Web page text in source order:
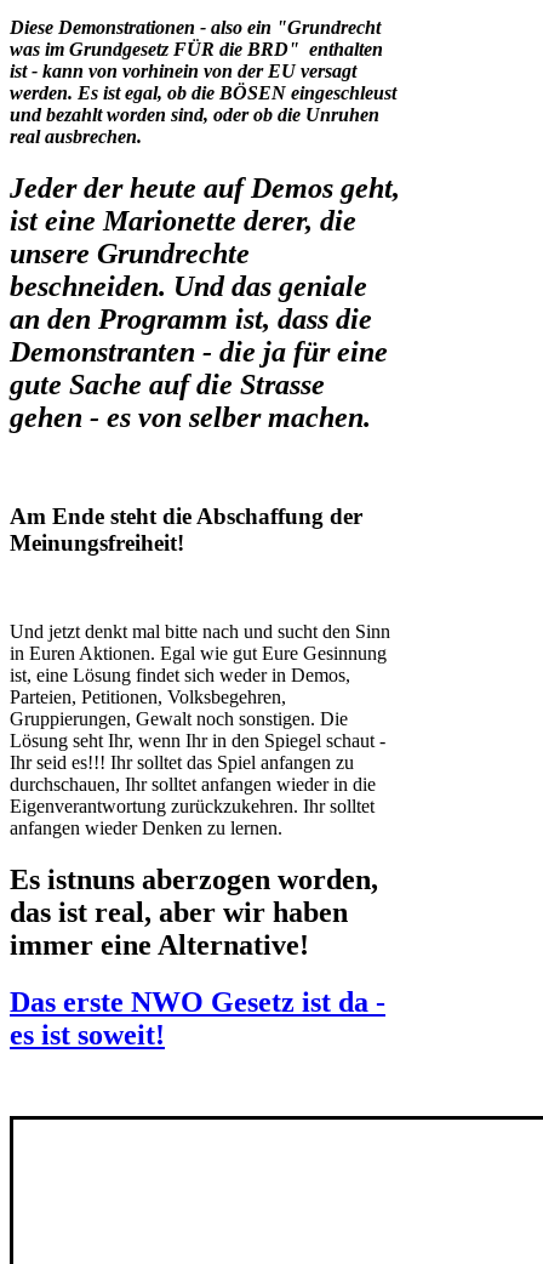
Diese Demonstrationen - also ein "Grundrecht
was im Grundgesetz FÜR die BRD" enthalten
ist - kann von vorhinein von der EU versagt
werden. Es ist egal, ob die BÖSEN eingeschleust
und bezahlt worden sind, oder ob die Unruhen
real ausbrechen.
Jeder der heute auf Demos geht,
ist eine Marionette derer, die
unsere Grundrechte
beschneiden. Und das geniale
an den Programm ist, dass die
Demonstranten - die ja für eine
gute Sache auf die Strasse
gehen - es von selber machen.
Am Ende steht die Abschaffung der
Meinungsfreiheit!
Und jetzt denkt mal bitte nach und sucht den Sinn
in Euren Aktionen. Egal wie gut Eure Gesinnung
ist, eine Lösung findet sich weder in Demos,
Parteien, Petitionen, Volksbegehren,
Gruppierungen, Gewalt noch sonstigen. Die
Lösung seht Ihr, wenn Ihr in den Spiegel schaut -
Ihr seid es!!! Ihr solltet das Spiel anfangen zu
durchschauen, Ihr solltet anfangen wieder in die
Eigenverantwortung zurückzukehren. Ihr solltet
anfangen wieder Denken zu lernen.
Es istnuns aberzogen worden,
das ist real, aber wir haben
immer eine Alternative!
Das erste NWO Gesetz ist da -
es ist soweit!